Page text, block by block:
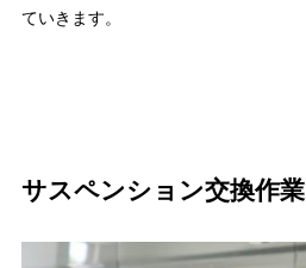
ていきます。
サスペンション交換作業